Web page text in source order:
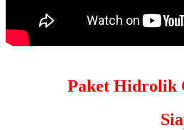
Paket Hidrolik